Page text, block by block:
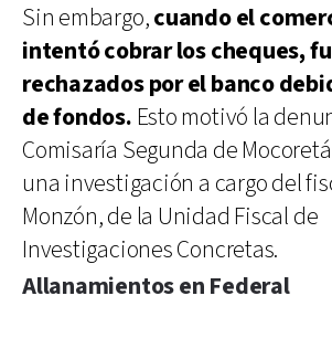
Sin embargo,cuando el
intentó cobrar los cheques,
rechazados por el banco
de fondos. Esto motivó la
Comisaría Segunda de
una investigación a cargo del
Monzón, de la Unidad Fiscal de
Investigaciones Concretas.
Allanamientos en Federal